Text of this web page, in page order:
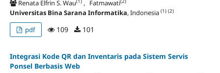
Renata Elfrin S. Wau , Fatmawati
Universitas Bina Sarana Informatika, Indonesia (1) (2)
pdf 109 101
Integrasi Kode QR dan Inventaris pada Sistem Servis
Ponsel Berbasis Web